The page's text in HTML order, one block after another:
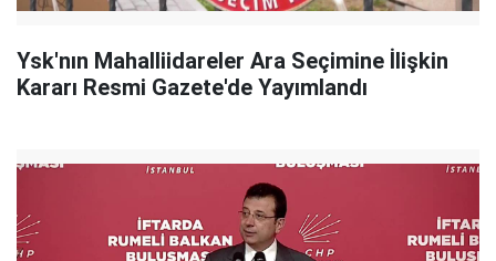
Ysk'nın Mahalliidareler Ara Seçimine İlişkin
Kararı Resmi Gazete'de Yayımlandı